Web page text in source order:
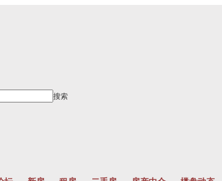
搜索